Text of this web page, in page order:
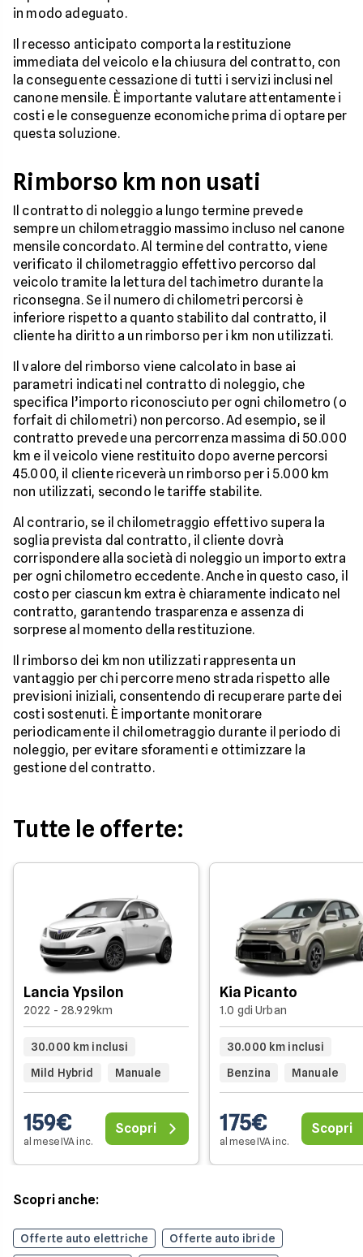
in modo adeguato.
Il recesso anticipato comporta la restituzione
immediata del veicolo e la chiusura del contratto, con
la conseguente cessazione di tutti i servizi inclusi nel
canone mensile. È importante valutare attentamente i
costi e le conseguenze economiche prima di optare per
questa soluzione.
Rimborso km non usati
Il contratto di noleggio a lungo termine prevede
sempre un chilometraggio massimo incluso nel canone
mensile concordato. Al termine del contratto, viene
verificato il chilometraggio effettivo percorso dal
veicolo tramite la lettura del tachimetro durante la
riconsegna. Se il numero di chilometri percorsi è
inferiore rispetto a quanto stabilito dal contratto, il
cliente ha diritto a un rimborso per i km non utilizzati.
Il valore del rimborso viene calcolato in base ai
parametri indicati nel contratto di noleggio, che
specifica l’importo riconosciuto per ogni chilometro (o
forfait di chilometri) non percorso. Ad esempio, se il
contratto prevede una percorrenza massima di 50.000
km e il veicolo viene restituito dopo averne percorsi
45.000, il cliente riceverà un rimborso per i 5.000 km
non utilizzati, secondo le tariffe stabilite.
Al contrario, se il chilometraggio effettivo supera la
soglia prevista dal contratto, il cliente dovrà
corrispondere alla società di noleggio un importo extra
per ogni chilometro eccedente. Anche in questo caso, il
costo per ciascun km extra è chiaramente indicato nel
contratto, garantendo trasparenza e assenza di
sorprese al momento della restituzione.
Il rimborso dei km non utilizzati rappresenta un
vantaggio per chi percorre meno strada rispetto alle
previsioni iniziali, consentendo di recuperare parte dei
costi sostenuti. È importante monitorare
periodicamente il chilometraggio durante il periodo di
noleggio, per evitare sforamenti e ottimizzare la
gestione del contratto.
Tutte le offerte:
Lancia Ypsilon
2022 - 28.929km
30.000 km inclusi
Mild Hybrid
Manuale
159€
al mese IVA inc.
Scopri
Kia Picanto
1.0 gdi Urban
30.000 km inclusi
Benzina
Manuale
175€
al mese IVA inc.
Scopri
Scopri anche:
Offerte auto elettriche
Offerte auto ibride